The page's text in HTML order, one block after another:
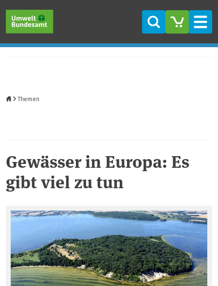
Suche
Themen
Gewässer in Europa: Es
gibt viel zu tun